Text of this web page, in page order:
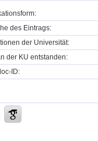
des Eintrags:
der Universität:
der KU entstanden:
ID: